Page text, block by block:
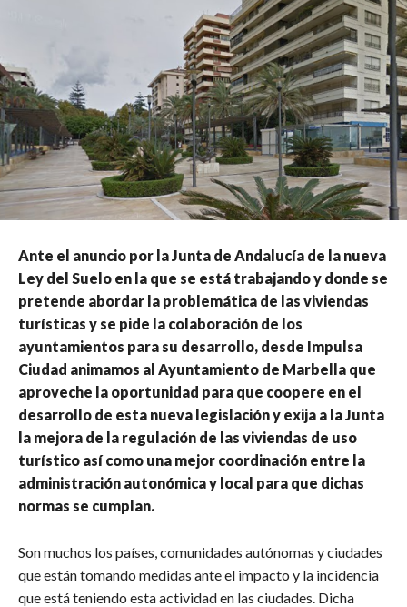
Ante el anuncio por la Junta de Andalucía de la nueva
Ley del Suelo en la que se está trabajando y donde se
pretende abordar la problemática de las viviendas
turísticas y se pide la colaboración de los
ayuntamientos para su desarrollo, desde Impulsa
Ciudad animamos al Ayuntamiento de Marbella que
aproveche la oportunidad para que coopere en el
desarrollo de esta nueva legislación y exija a la Junta
la mejora de la regulación de las viviendas de uso
turístico así como una mejor coordinación entre la
administración autonómica y local para que dichas
normas se cumplan.
Son muchos los países, comunidades autónomas y ciudades
que están tomando medidas ante el impacto y la incidencia
que está teniendo esta actividad en las ciudades. Dicha